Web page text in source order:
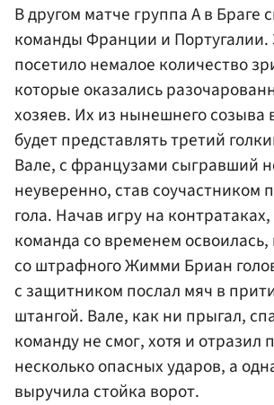
В другом матче группа А в Браге
команды Франции и Португалии.
посетило немалое количество
которые оказались
хозяев. Их из нынешнего созыва
будет представлять третий
Вале, с французами сыгравший
неуверенно, став соучастником
гола. Начав игру на
команда со временем освоилась,
со штрафного Жимми Бриан
с защитником послал мяч в
штангой. Вале, как ни прыгал,
команду не смог, хотя и отразил
несколько опасных ударов, а
выручила стойка ворот.